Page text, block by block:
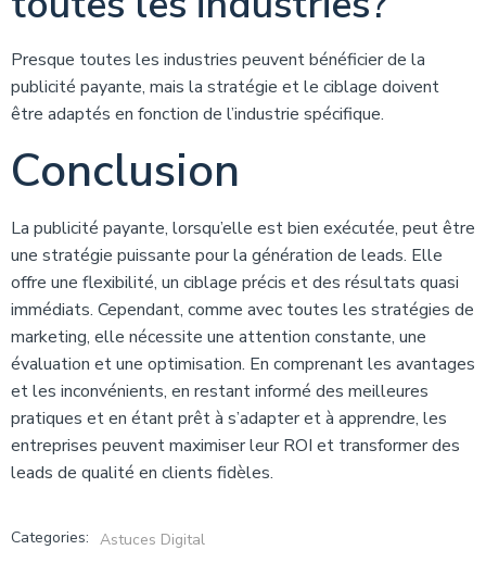
Presque toutes les industries peuvent bénéficier de la
publicité payante, mais la stratégie et le ciblage doivent
être adaptés en fonction de l’industrie spécifique.
Conclusion
La publicité payante, lorsqu’elle est bien exécutée, peut être
une stratégie puissante pour la génération de leads. Elle
offre une flexibilité, un ciblage précis et des résultats quasi
immédiats. Cependant, comme avec toutes les stratégies de
marketing, elle nécessite une attention constante, une
évaluation et une optimisation. En comprenant les avantages
et les inconvénients, en restant informé des meilleures
pratiques et en étant prêt à s’adapter et à apprendre, les
entreprises peuvent maximiser leur ROI et transformer des
leads de qualité en clients fidèles.
Categories: Astuces Digital